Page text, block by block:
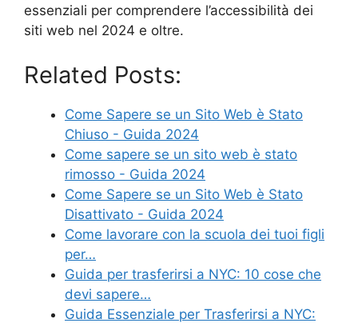
essenziali per comprendere l’accessibilità dei
siti web nel 2024 e oltre.
Related Posts:
Come Sapere se un Sito Web è Stato
Chiuso - Guida 2024
Come sapere se un sito web è stato
rimosso - Guida 2024
Come Sapere se un Sito Web è Stato
Disattivato - Guida 2024
Come lavorare con la scuola dei tuoi figli
per…
Guida per trasferirsi a NYC: 10 cose che
devi sapere…
Guida Essenziale per Trasferirsi a NYC: